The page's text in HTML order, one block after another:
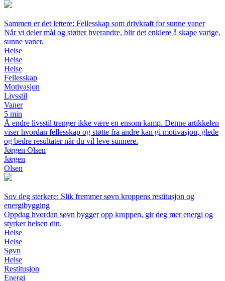
Sammen er det lettere: Fellesskap som drivkraft for sunne vaner
Når vi deler mål og støtter hverandre, blir det enklere å skape varige,
sunne vaner.
Helse
Helse
Helse
Fellesskap
Motivasjon
Livsstil
Vaner
5 min
Å endre livsstil trenger ikke være en ensom kamp. Denne artikkelen
viser hvordan fellesskap og støtte fra andre kan gi motivasjon, glede
og bedre resultater når du vil leve sunnere.
Jørgen Olsen
Jørgen
Olsen
Sov deg sterkere: Slik fremmer søvn kroppens restitusjon og
energibygging
Oppdag hvordan søvn bygger opp kroppen, gir deg mer energi og
styrker helsen din.
Helse
Helse
Søvn
Helse
Restitusjon
Energi